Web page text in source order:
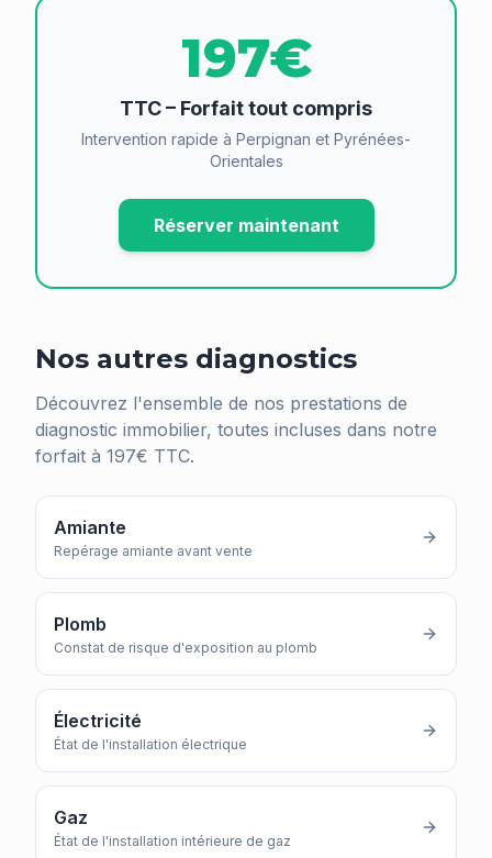
197€
TTC – Forfait tout compris
Intervention rapide à Perpignan et Pyrénées-
Orientales
Réserver maintenant
Nos autres diagnostics
Découvrez l'ensemble de nos prestations de
diagnostic immobilier, toutes incluses dans notre
forfait à 197€ TTC.
Amiante
Repérage amiante avant vente
Plomb
Constat de risque d'exposition au plomb
Électricité
État de l'installation électrique
Gaz
État de l'installation intérieure de gaz